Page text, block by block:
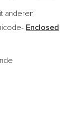
anderen
Enclosed